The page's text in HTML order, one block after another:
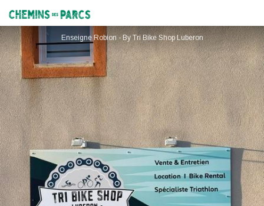
Chemins des Parcs
Enseigne Robion - By Tri Bike Shop Luberon